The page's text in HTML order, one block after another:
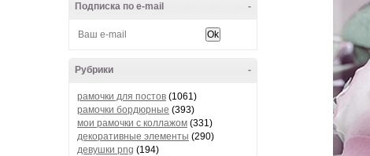
-
Подписка по e-mail
-
Рубрики
рамочки для постов (1061)
рамочки бордюрные (393)
мои рамочки с коллажом (331)
декоративные элементы (290)
девушки png (194)